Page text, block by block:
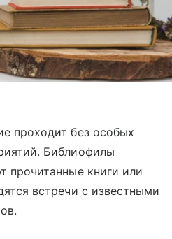
проходит без особых
Библиофилы
прочитанные книги или
встречи с известными